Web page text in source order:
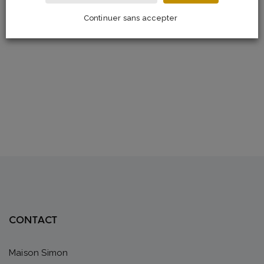
Dimensions : assiette plate 27cm, assiette dessert et
CONTACT
Maison Simon
Continuer sans accepter